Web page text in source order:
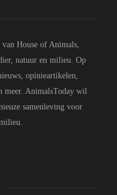
House of Animals,
natuur en milieu. Op
opinieartikelen,
meer. AnimalsToday wil
samenleving voor